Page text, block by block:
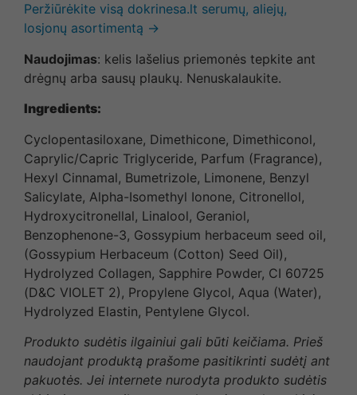
Peržiūrėkite visą dokrinesa.lt serumų, aliejų,
losjonų asortimentą →
Naudojimas: kelis lašelius priemonės tepkite ant
drėgnų arba sausų plaukų. Nenuskalaukite.
Ingredients:
Cyclopentasiloxane, Dimethicone, Dimethiconol,
Caprylic/Capric Triglyceride, Parfum (Fragrance),
Hexyl Cinnamal, Bumetrizole, Limonene, Benzyl
Salicylate, Alpha-Isomethyl Ionone, Citronellol,
Hydroxycitronellal, Linalool, Geraniol,
Benzophenone-3, Gossypium herbaceum seed oil,
(Gossypium Herbaceum (Cotton) Seed Oil),
Hydrolyzed Collagen, Sapphire Powder, CI 60725
(D&C VIOLET 2), Propylene Glycol, Aqua (Water),
Hydrolyzed Elastin, Pentylene Glycol.
Produkto sudėtis ilgainiui gali būti keičiama. Prieš
naudojant produktą prašome pasitikrinti sudėtį ant
pakuotės. Jei internete nurodyta produkto sudėtis